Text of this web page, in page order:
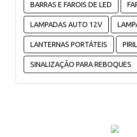
BARRAS E FAROIS DE LED
LAMPADAS AUTO 12V
LANTERNAS PORTÁTEIS
SINALIZAÇÃO PARA REBOQUES